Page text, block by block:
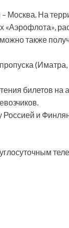
Москва. На
«Аэрофлота»,
также
(Иматра,
билетов на
и